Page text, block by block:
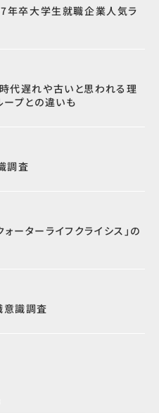
年卒大学生就職企業人気ラ
代遅れや古いと思われる理
ープとの違いも
調査
ーターライフクライシス」の
識調査